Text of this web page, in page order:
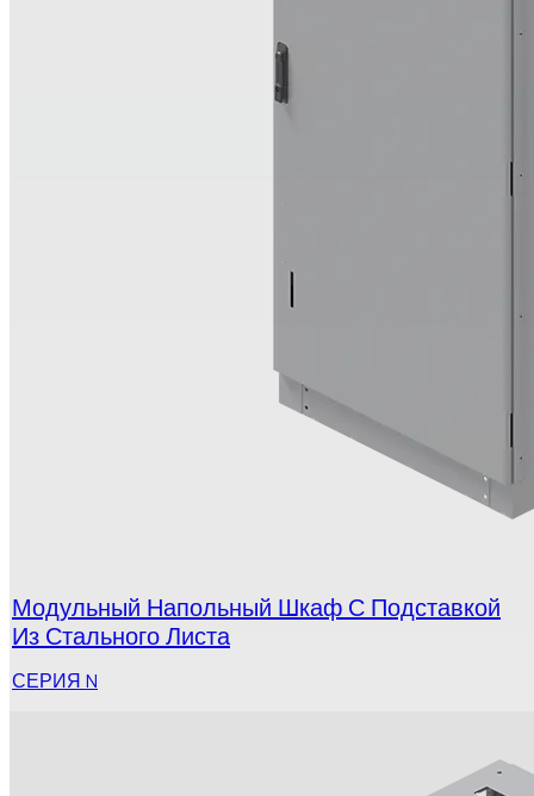
Модульный Напольный Шкаф С Подставкой
Из Стального Листа
СЕРИЯ N